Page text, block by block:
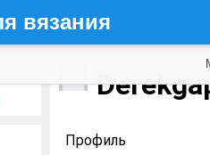
вязания
Профиль